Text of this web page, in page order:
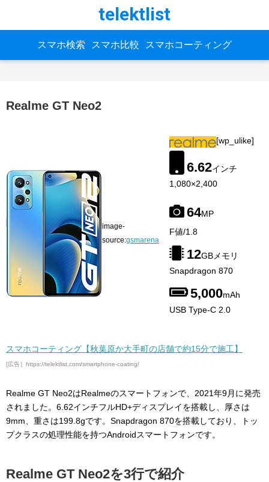
telektlist
スマホ検索 スマホ比較 スマホコーティング
Realme GT Neo2
image-
source:gsmarena
[wp_ulike]
6.62インチ
1,080×2,400
64MP
F値/1.8
12GBメモリ
Snapdragon 870
5,000mAh
USB Type-C 2.0
スマホコーティング【秋葉原か大手町の店舗で約15分で施工】
[広告］https://telektlist.com/smartphone-coating/
Realme GT Neo2はRealmeのスマートフォンで、2021年9月に発売
されました。6.62インチフルHD+ディスプレイを搭載し、厚さは
9mm、重さは199.8gです。Snapdragon 870を搭載しており、トッ
プクラスの処理性能を持つAndroidスマートフォンです。
Realme GT Neo2を3行で紹介